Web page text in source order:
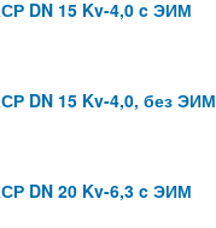
DN 15 Kv-4,0 c ЭИМ
DN 15 Kv-4,0, без ЭИМ
DN 20 Kv-6,3 c ЭИМ